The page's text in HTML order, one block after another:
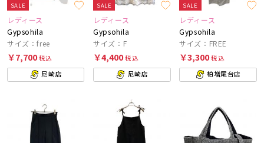
SALE
レディース
Gypsohila
サイズ：free
￥7,700税込
尼崎店
SALE
レディース
Gypsohila
サイズ：F
￥4,400税込
尼崎店
SALE
レディース
Gypsohila
サイズ：FREE
￥3,300税込
柏増尾台店